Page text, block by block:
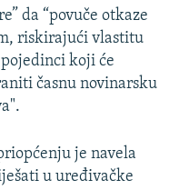
da “povuče otkaze
riskirajući vlastitu
koji će
časnu novinarsku
je navela
u uređivačke